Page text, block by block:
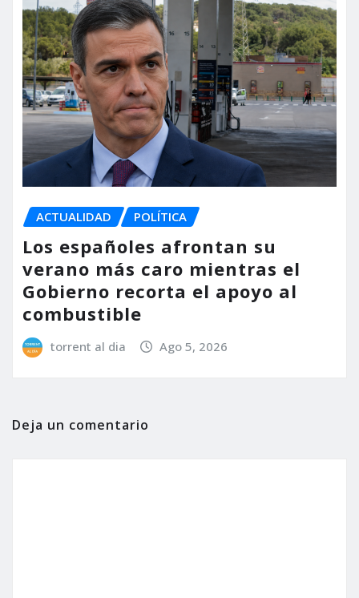
ACTUALIDAD POLÍTICA
Los españoles afrontan su
verano más caro mientras el
Gobierno recorta el apoyo al
combustible
torrent al dia Ago 5, 2026
Deja un comentario